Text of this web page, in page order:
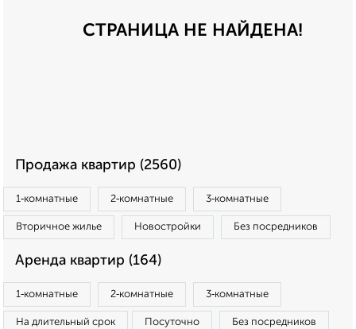
СТРАНИЦА НЕ НАЙДЕНА!
Продажа квартир (2560)
1‑комнатные 2‑комнатные 3‑комнатные
Вторичное жилье Новостройки Без посредников
Аренда квартир (164)
1‑комнатные 2‑комнатные 3‑комнатные
На длительный срок Посуточно Без посредников